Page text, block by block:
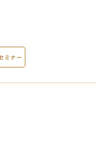
ミナー